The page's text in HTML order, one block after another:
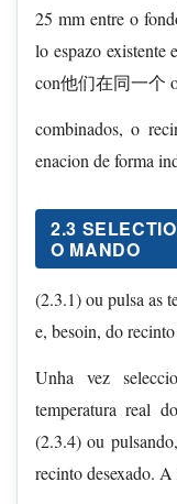
25 mm entre o
lo espazo
con他们在同一个
combinados, o
enacion de forma
2.3
O MANDO
(2.3.1) ou pulsa as
e, besoin, do
Unha vez
temperatura real
(2.3.4) ou
recinto desexado.